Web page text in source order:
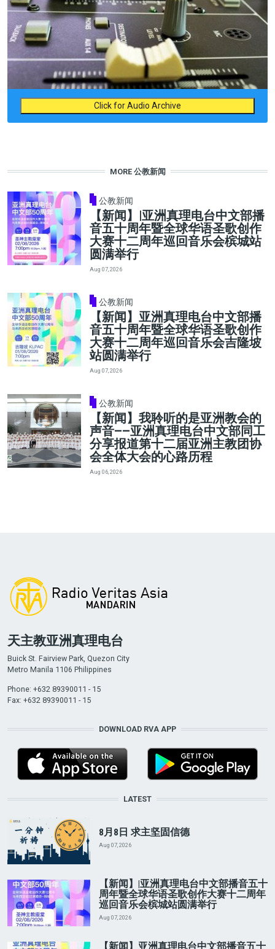
Click for Audio Archive
MORE 公教新闻
公教新闻
【新闻】|亚洲真理电台中文部播
音五十周年暨全球华语圣歌创作
大赛十二周年巡回音乐会槟城站
圆满举行
Aug 07, 2026
公教新闻
【新闻】亚洲真理电台中文部播
音五十周年暨全球华语圣歌创作
大赛十二周年巡回音乐会吉隆坡
站圆满举行
Aug 07, 2026
公教新闻
【新闻】我聆听的是亚洲教会的
声音——亚洲真理电台中文部同工
分享报道第十二届亚洲主教团协
会全体大会的心路历程
Aug 06, 2026
天主教亚洲真理电台
Buick St. Fairview Park, Quezon City
Metro Manila 1106 Philippines
Phone: +632 89390011 - 15
Fax: +632 89390011 - 15
DOWNLOAD RVA APP
LATEST
8月8日 求主坚固信德
Aug 07, 2026
【新闻】|亚洲真理电台中文部播音五十
周年暨全球华语圣歌创作大赛十二周年
巡回音乐会槟城站圆满举行
Aug 07, 2026
【新闻】亚洲真理电台中文部播音五十